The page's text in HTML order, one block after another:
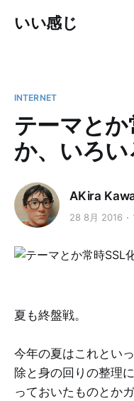
いい感じ
INTERNET
テーマとか
か、いろい
AKira
28 8月 2016
夏も終盤戦。
今年の夏はこれとい
除と身の回りの整理
っておいたものとか